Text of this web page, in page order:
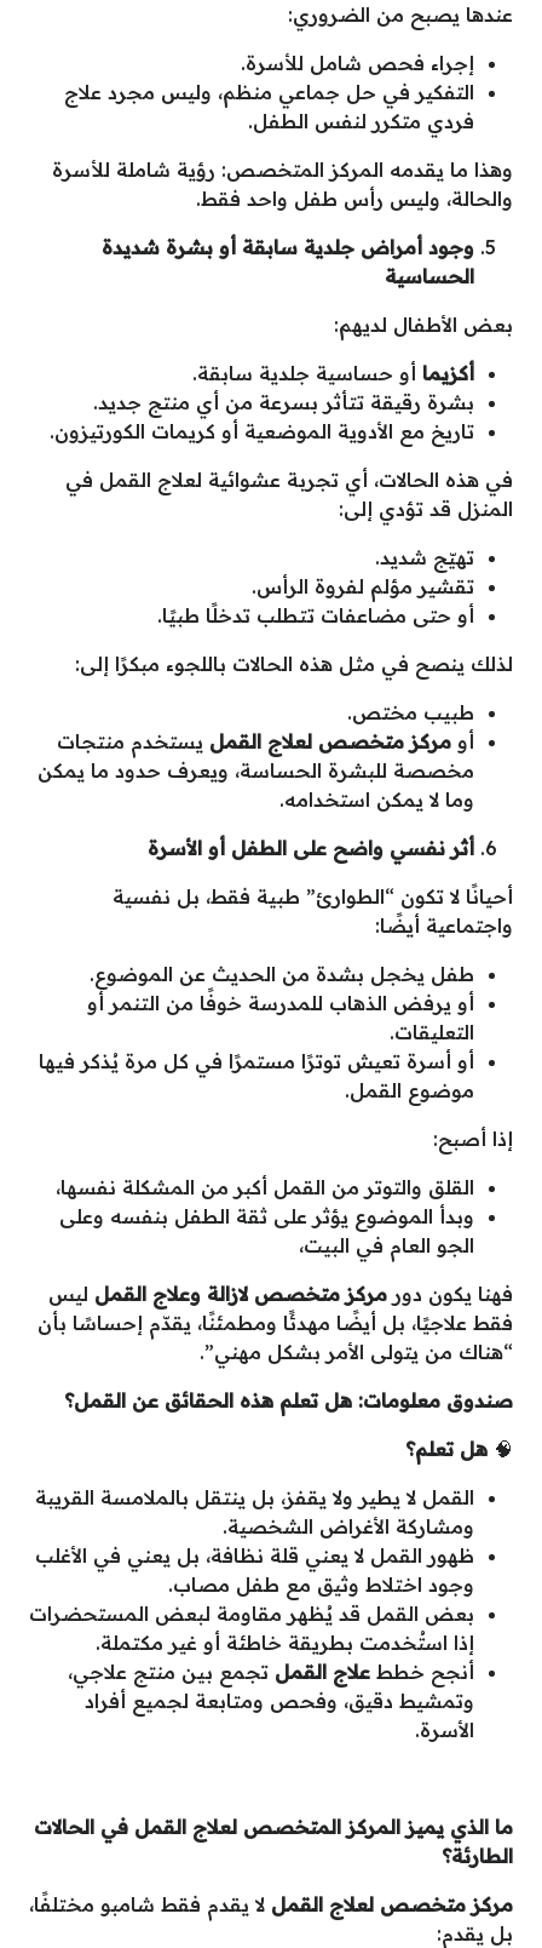
عندها يصبح من الضروري:
إجراء فحص شامل للأسرة.
التفكير في حل جماعي منظم، وليس مجرد علاج
فردي متكرر لنفس الطفل.
وهذا ما يقدمه المركز المتخصص: رؤية شاملة للأسرة
والحالة، وليس رأس طفل واحد فقط.
وجود أمراض جلدية سابقة أو بشرة شديدة
الحساسية
بعض الأطفال لديهم:
أكزيما أو حساسية جلدية سابقة.
بشرة رقيقة تتأثر بسرعة من أي منتج جديد.
تاريخ مع الأدوية الموضعية أو كريمات الكورتيزون.
في هذه الحالات، أي تجربة عشوائية لعلاج القمل في
المنزل قد تؤدي إلى:
تهيّج شديد.
تقشير مؤلم لفروة الرأس.
أو حتى مضاعفات تتطلب تدخلًا طبيًا.
لذلك ينصح في مثل هذه الحالات باللجوء مبكرًا إلى:
طبيب مختص.
أو مركز متخصص لعلاج القمل يستخدم منتجات
مخصصة للبشرة الحساسة، ويعرف حدود ما يمكن
وما لا يمكن استخدامه.
أثر نفسي واضح على الطفل أو الأسرة
أحيانًا لا تكون “الطوارئ” طبية فقط، بل نفسية
واجتماعية أيضًا:
طفل يخجل بشدة من الحديث عن الموضوع.
أو يرفض الذهاب للمدرسة خوفًا من التنمر أو
التعليقات.
أو أسرة تعيش توترًا مستمرًا في كل مرة يُذكر فيها
موضوع القمل.
إذا أصبح:
القلق والتوتر من القمل أكبر من المشكلة نفسها،
وبدأ الموضوع يؤثر على ثقة الطفل بنفسه وعلى
الجو العام في البيت،
فهنا يكون دور مركز متخصص لازالة وعلاج القمل ليس
فقط علاجيًا، بل أيضًا مهدئًا ومطمئنًا، يقدّم إحساسًا بأن
“هناك من يتولى الأمر بشكل مهني”.
صندوق معلومات: هل تعلم هذه الحقائق عن القمل؟
🧠 هل تعلم؟
القمل لا يطير ولا يقفز، بل ينتقل بالملامسة القريبة
ومشاركة الأغراض الشخصية.
ظهور القمل لا يعني قلة نظافة، بل يعني في الأغلب
وجود اختلاط وثيق مع طفل مصاب.
بعض القمل قد يُظهر مقاومة لبعض المستحضرات
إذا استُخدمت بطريقة خاطئة أو غير مكتملة.
أنجح خطط علاج القمل تجمع بين منتج علاجي،
وتمشيط دقيق، وفحص ومتابعة لجميع أفراد
الأسرة.
ما الذي يميز المركز المتخصص لعلاج القمل في الحالات
الطارئة؟
مركز متخصص لعلاج القمل لا يقدم فقط شامبو مختلفًا،
بل يقدم: